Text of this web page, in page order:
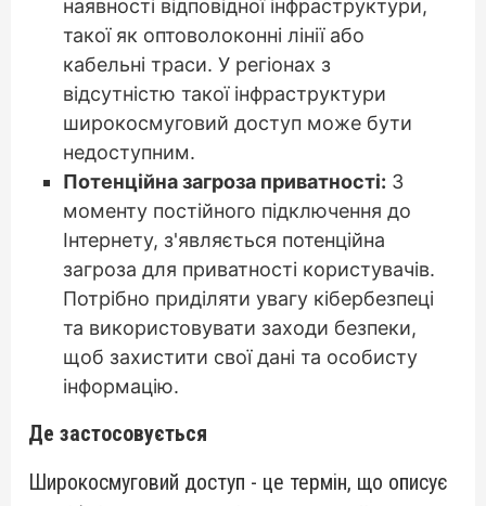
наявності відповідної інфраструктури,
такої як оптоволоконні лінії або
кабельні траси. У регіонах з
відсутністю такої інфраструктури
широкосмуговий доступ може бути
недоступним.
Потенційна загроза приватності: З
моменту постійного підключення до
Інтернету, з'являється потенційна
загроза для приватності користувачів.
Потрібно приділяти увагу кібербезпеці
та використовувати заходи безпеки,
щоб захистити свої дані та особисту
інформацію.
Де застосовується
Широкосмуговий доступ - це термін, що описує